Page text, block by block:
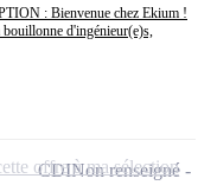
: Bienvenue chez Ekium !
d'ingénieur(e)s,
CDINon renseigné
offre à ma sélection